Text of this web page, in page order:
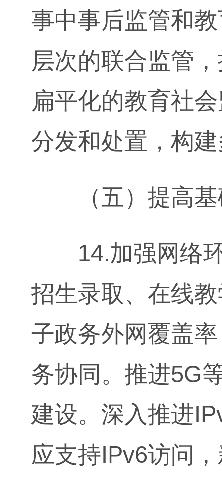
事中事后监管和
层次的联合监管
扁平化的教育社
分发和处置，构
（五）提高基
14.加强网络环
招生录取、在线
子政务外网覆盖
务协同。推进5G
建设。深入推进
应支持IPv6访问